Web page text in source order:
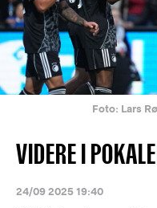
Foto: Lars
VIDERE I
24/09 2025 19:40